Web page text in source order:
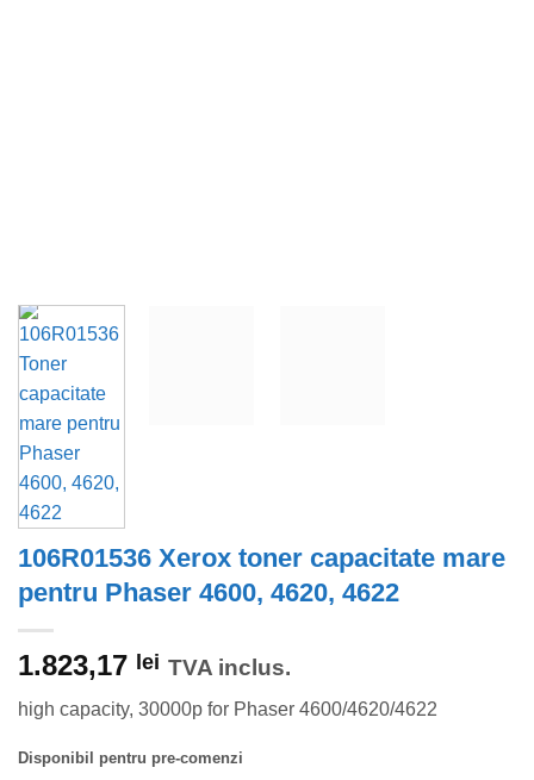
106R01536 Xerox toner capacitate mare
pentru Phaser 4600, 4620, 4622
1.823,17 lei TVA inclus.
high capacity, 30000p for Phaser 4600/4620/4622
Disponibil pentru pre-comenzi